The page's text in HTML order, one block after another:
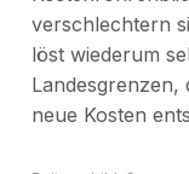
verschlechtern
löst wiederum
Landesgrenzen,
neue Kosten